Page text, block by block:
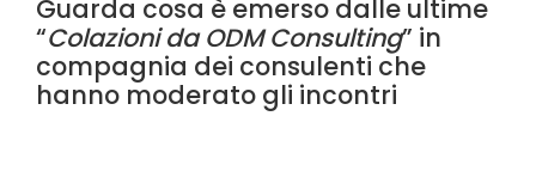
Guarda cosa è emerso dalle ultime
“Colazioni da ODM Consulting” in
compagnia dei consulenti che
hanno moderato gli incontri